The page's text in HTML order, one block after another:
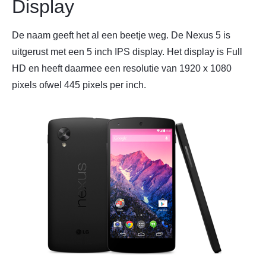
Display
De naam geeft het al een beetje weg. De Nexus 5 is
uitgerust met een 5 inch IPS display. Het display is Full
HD en heeft daarmee een resolutie van 1920 x 1080
pixels ofwel 445 pixels per inch.